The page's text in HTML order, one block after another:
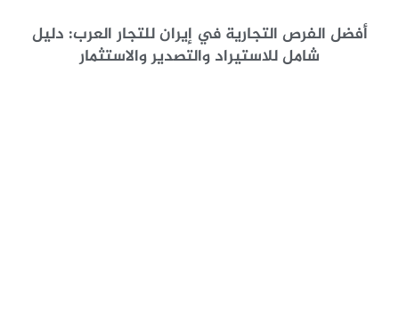
أفضل الفرص التجارية في إيران للتجار العرب: دليل
شامل للاستيراد والتصدير والاستثمار